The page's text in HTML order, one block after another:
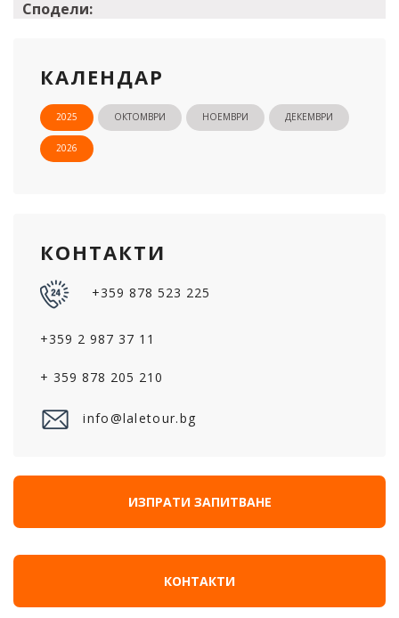
Сподели:
КАЛЕНДАР
2025 ОКТОМВРИ НОЕМВРИ ДЕКЕМВРИ
2026
КОНТАКТИ
+359 878 523 225
+359 2 987 37 11
+ 359 878 205 210
info@laletour.bg
ИЗПРАТИ ЗАПИТВАНЕ
КОНТАКТИ